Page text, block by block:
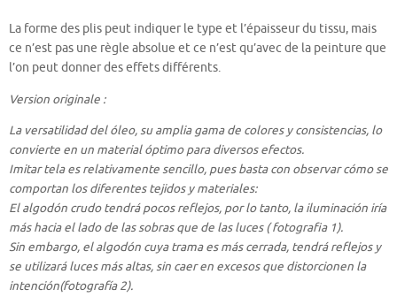
La forme des plis peut indiquer le type et l’épaisseur du tissu, mais
ce n’est pas une règle absolue et ce n’est qu’avec de la peinture que
l’on peut donner des effets différents.
Version originale :
La versatilidad del óleo, su amplia gama de colores y consistencias, lo
convierte en un material óptimo para diversos efectos.
Imitar tela es relativamente sencillo, pues basta con observar cómo se
comportan los diferentes tejidos y materiales:
El algodón crudo tendrá pocos reflejos, por lo tanto, la iluminación iría
más hacia el lado de las sobras que de las luces ( fotografia 1).
Sin embargo, el algodón cuya trama es más cerrada, tendrá reflejos y
se utilizará luces más altas, sin caer en excesos que distorcionen la
intención(fotografía 2).